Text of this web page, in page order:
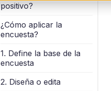
positivo?
¿Cómo aplicar la
encuesta?
1. Define la base de la
encuesta
2. Diseña o edita